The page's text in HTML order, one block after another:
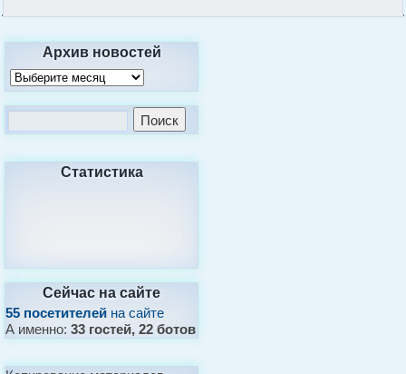
Архив новостей
Статистика
Сейчас на сайте
55 посетителей на сайте
А именно:33 гостей, 22 ботов